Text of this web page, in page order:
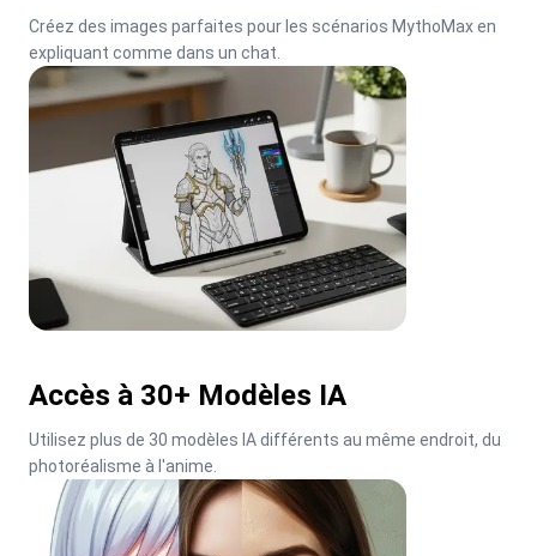
Créez des images parfaites pour les scénarios MythoMax en
expliquant comme dans un chat.
Accès à 30+ Modèles IA
Utilisez plus de 30 modèles IA différents au même endroit, du
photoréalisme à l'anime.